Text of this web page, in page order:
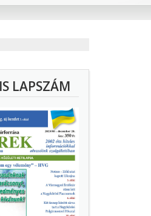
LAPSZÁM